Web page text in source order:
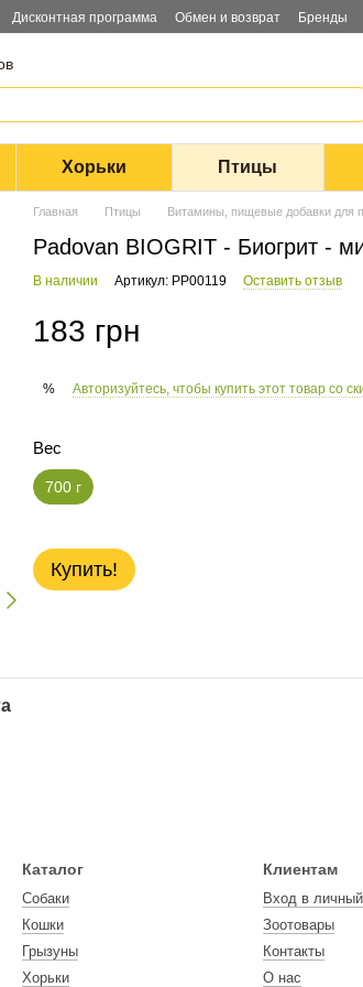
Дисконтная программа Обмен и возврат Бренды
Хорьки Птицы
Главная Птицы Витамины, пищевые добавки для
Padovan BIOGRIT - Биогрит -
В наличии Артикул: PP00119 Оставить отзыв
183 грн
% Авторизуйтесь, чтобы купить этот товар со
Вес
700 г
Купить!
Каталог
Собаки
Кошки
Грызуны
Хорьки
Клиентам
Вход в
Зоотовары
Контакты
О нас